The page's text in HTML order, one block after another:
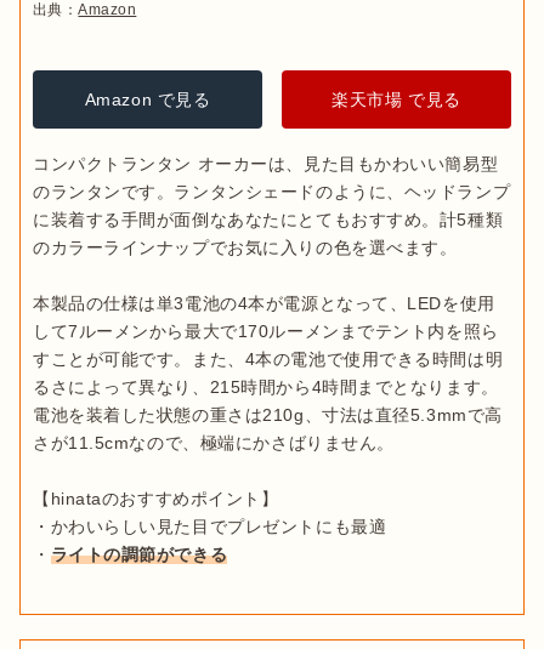
出典：Amazon
Amazon で見る 楽天市場 で見る
コンパクトランタン オーカーは、見た目もかわいい簡易型
のランタンです。ランタンシェードのように、ヘッドランプ
に装着する手間が面倒なあなたにとてもおすすめ。計5種類
のカラーラインナップでお気に入りの色を選べます。
本製品の仕様は単3電池の4本が電源となって、LEDを使用
して7ルーメンから最大で170ルーメンまでテント内を照ら
すことが可能です。また、4本の電池で使用できる時間は明
るさによって異なり、215時間から4時間までとなります。
電池を装着した状態の重さは210g、寸法は直径5.3mmで高
さが11.5cmなので、極端にかさばりません。
【hinataのおすすめポイント】
・かわいらしい見た目でプレゼントにも最適
・ ライトの調節ができる